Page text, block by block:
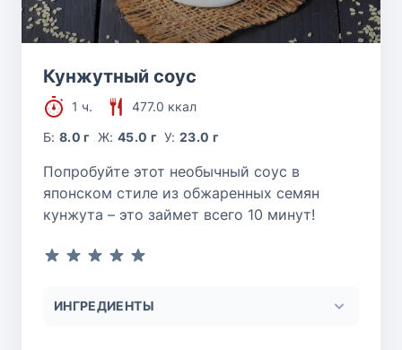
Кунжутный соус
1 ч.
477.0 ккал
Б:8.0 г Ж: 45.0 г У:23.0 г
Попробуйте этот необычный соус в
японском стиле из обжаренных семян
кунжута – это займет всего 10 минут!
ИНГРЕДИЕНТЫ